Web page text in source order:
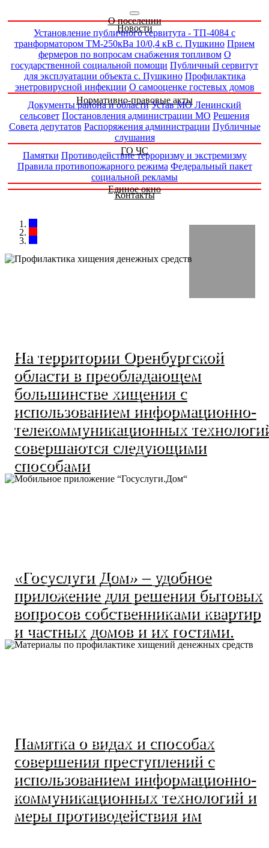
О поселении
Новости
Установление публичного сервитута - ТП-4084 с
транформатором ТМ-250кВа 10/0,4 кВ с. Пушкино Прием
фермеров по вопросам снабжения топливом О
государственной социальной помощи Публичный сервитут
для эксплуатации объекта с. Пушкино Профилактика
энетровирусной инфекции О самооценке гостевых домов
Нормативно-правовые акты
Документы района и области Устав МО Ленинский
сельсовет Постановления администрации МО Решения
Совета депутатов Распоряжения администрации Публичные
слушания
ГО ЧС
Памятки Противодействие терроризму и экстремизму
Правила противопожарного режима Федеральный пакет
социальной рекламы
Единое окно
Контакты
На территории Оренбургской
области в преобладающем
большинстве хищения с
использованием информационно-
телекоммуникационных
совершаются следующими
способами
«Госуслуги Дом» – удобное
приложение для решения бытовых
вопросов собственниками квартир
и частных домов и их гостями.
Памятка о видах и способах
совершения преступлений с
использованием информационно-
коммуникационных технологий и
меры противодействия им